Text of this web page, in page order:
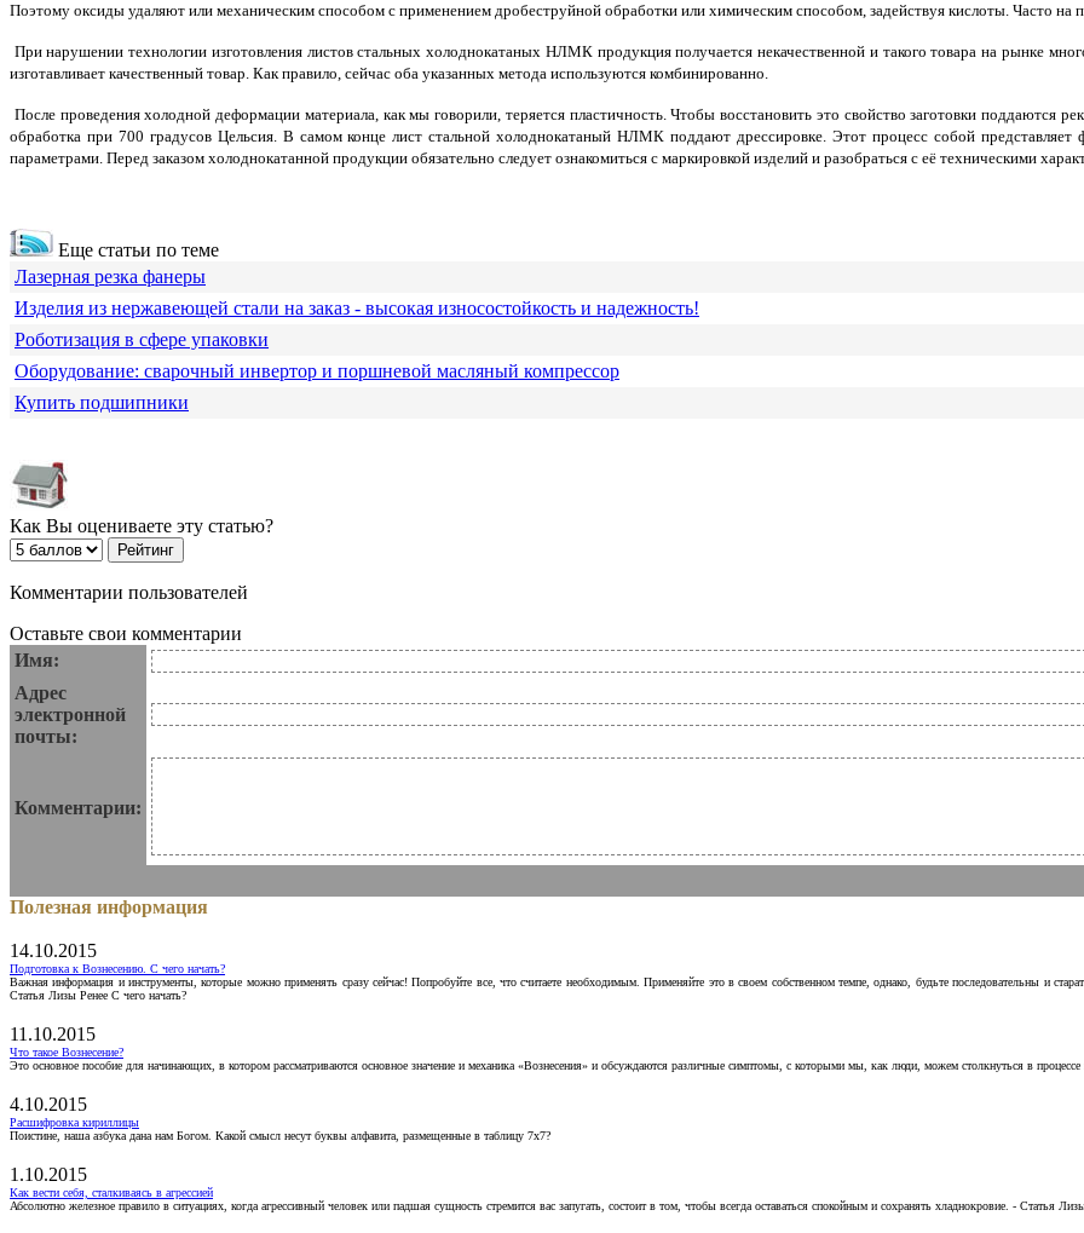
Поэтому оксиды удаляют или механическим способом с применением дробеструйной обработки или химическим способом, задействуя кислоты. Часто на
При нарушении технологии изготовления листов стальных холоднокатаных НЛМК продукция получается некачественной и такого товара на рынке
изготавливает качественный товар. Как правило, сейчас оба указанных метода используются комбинированно.
После проведения холодной деформации материала, как мы говорили, теряется пластичность. Чтобы восстановить это свойство заготовки поддаются
обработка при 700 градусов Цельсия. В самом конце лист стальной холоднокатаный НЛМК поддают дрессировке. Этот процесс собой
параметрами. Перед заказом холоднокатанной продукции обязательно следует ознакомиться с маркировкой изделий и разобраться с её техническими
Еще статьи по теме
Лазерная резка фанеры
Изделия из нержавеющей стали на заказ - высокая износостойкость и надежность!
Роботизация в сфере упаковки
Оборудование: сварочный инвертор и поршневой масляный компрессор
Купить подшипники
Как Вы оцениваете эту статью?
Комментарии пользователей
Оставьте свои комментарии
Имя:
Адрес
электронной
почты:
Комментарии:
Полезная информация
14.10.2015
Подготовка к Вознесению. С чего начать?
Важная информация и инструменты, которые можно применять сразу сейчас! Попробуйте все, что считаете необходимым. Применяйте это в своем собственном темпе, однако, будьте последовательны и
Статья Лизы Ренее С чего начать?
11.10.2015
Что такое Вознесение?
Это основное пособие для начинающих, в котором рассматриваются основное значение и механика «Вознесения» и обсуждаются различные симптомы, с которыми мы, как люди, можем столкнуться в
4.10.2015
Расшифровка кириллицы
Поистине, наша азбука дана нам Богом. Какой смысл несут буквы алфавита, размещенные в таблицу 7х7?
1.10.2015
Как вести себя, сталкиваясь в агрессией
Абсолютно железное правило в ситуациях, когда агрессивный человек или падшая сущность стремится вас запугать, состоит в том, чтобы всегда оставаться спокойным и сохранять хладнокровие. - Статья